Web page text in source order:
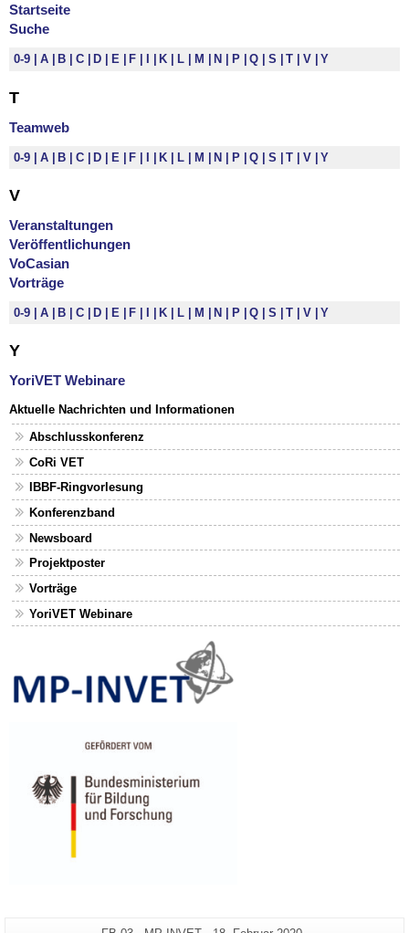
Startseite
Suche
0-9 A B C D E F K L M N P Q S T V Y
T
Teamweb
0-9 A B C D E F K L M N P Q S T V Y
V
Veranstaltungen
Veröffentlichungen
VoCasian
Vorträge
0-9 A B C D E F K L M N P Q S T V Y
Y
YoriVET Webinare
Aktuelle Nachrichten und Informationen
Abschlusskonferenz
CoRi VET
IBBF-Ringvorlesung
Konferenzband
Newsboard
Projektposter
Vorträge
YoriVET Webinare